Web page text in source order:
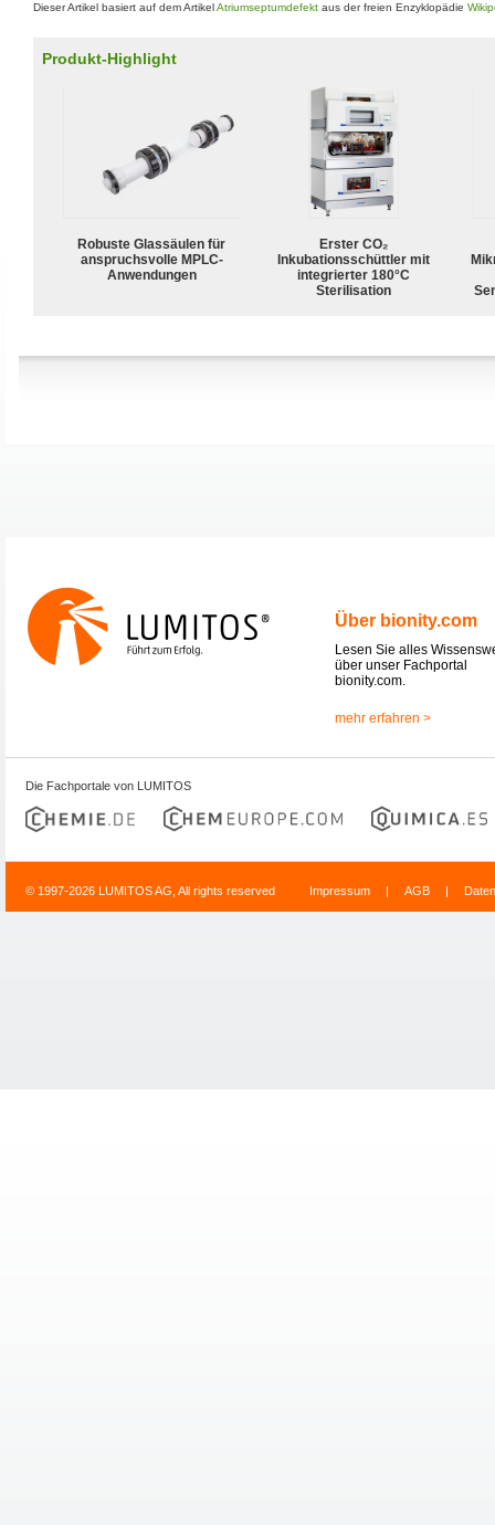
Dieser Artikel basiert auf dem ArtikelAtriumseptumdefekt aus der freien Enzyklopädie
Produkt-Highlight
Robuste Glassäulen für
anspruchsvolle MPLC-
Anwendungen
Erster CO₂
Inkubationsschüttler mit
integrierter 180°C
Sterilisation
Über bionity.com
Lesen Sie alles
über unser Fachportal
bionity.com.
mehr erfahren >
Die Fachportale von LUMITOS
© 1997-2026 LUMITOS AG, All rights reserved Impressum | AGB |